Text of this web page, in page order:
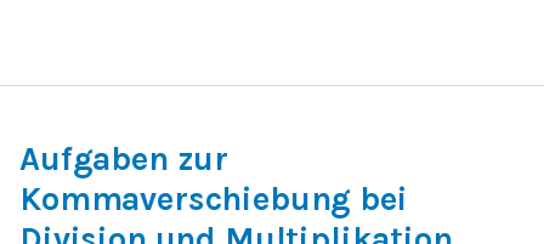
Aufgaben zur
Kommaverschiebung bei